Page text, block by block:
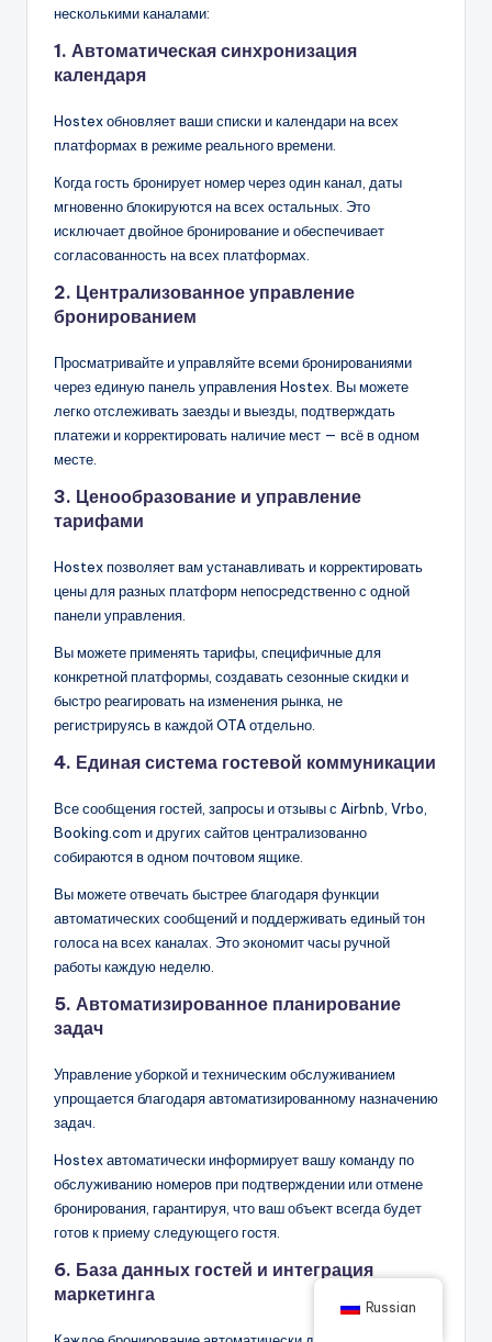
несколькими каналами:
1. Автоматическая синхронизация
календаря
Hostex обновляет ваши списки и календари на всех
платформах в режиме реального времени.
Когда гость бронирует номер через один канал, даты
мгновенно блокируются на всех остальных. Это
исключает двойное бронирование и обеспечивает
согласованность на всех платформах.
2. Централизованное управление
бронированием
Просматривайте и управляйте всеми бронированиями
через единую панель управления Hostex. Вы можете
легко отслеживать заезды и выезды, подтверждать
платежи и корректировать наличие мест — всё в одном
месте.
3. Ценообразование и управление
тарифами
Hostex позволяет вам устанавливать и корректировать
цены для разных платформ непосредственно с одной
панели управления.
Вы можете применять тарифы, специфичные для
конкретной платформы, создавать сезонные скидки и
быстро реагировать на изменения рынка, не
регистрируясь в каждой OTA отдельно.
4. Единая система гостевой коммуникации
Все сообщения гостей, запросы и отзывы с Airbnb, Vrbo,
Booking.com и других сайтов централизованно
собираются в одном почтовом ящике.
Вы можете отвечать быстрее благодаря функции
автоматических сообщений и поддерживать единый тон
голоса на всех каналах. Это экономит часы ручной
работы каждую неделю.
5. Автоматизированное планирование
задач
Управление уборкой и техническим обслуживанием
упрощается благодаря автоматизированному назначению
задач.
Hostex автоматически информирует вашу команду по
обслуживанию номеров при подтверждении или отмене
бронирования, гарантируя, что ваш объект всегда будет
готов к приему следующего гостя.
6. База данных гостей и интеграция
маркетинга
Russian